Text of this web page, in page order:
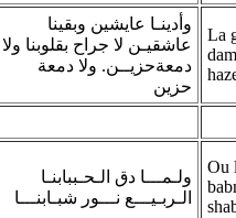
وأدينـا عايشين وبقينا
عاشقيـن لا جراح بقلوبنا ولا
دمعةحزيــن. ولا دمعة
حزين
La
ولـمـــا دق الـحـببابنـا
الـربـيـــع نـــور شبـابنـــا
Ou